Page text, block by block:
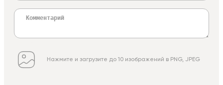
Нажмите и загрузите до 10 изображений в PNG, JPEG